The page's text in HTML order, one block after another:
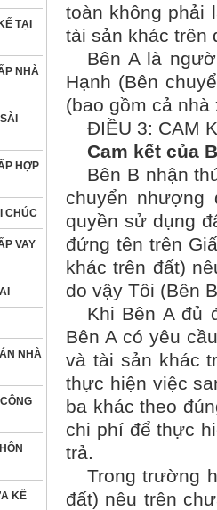
TẠI
NHÀ
HỢP
CHÚC
VAY
NHÀ
KẾ
toàn không phải
tài sản khác trên
Bên A là
Hạnh (Bên
(bao gồm cả
ĐIỀU 3: CAM
Cam kết của
Bên B nhận
chuyển nhượng
quyền sử dụng
đứng tên trên
khác trên đất)
do vậy Tôi (Bên
Khi Bên A đủ
Bên A có yêu
và tài sản khác
thực hiện việc
ba khác theo
chi phí để thực
trả.
Trong trường
đất) nêu trên